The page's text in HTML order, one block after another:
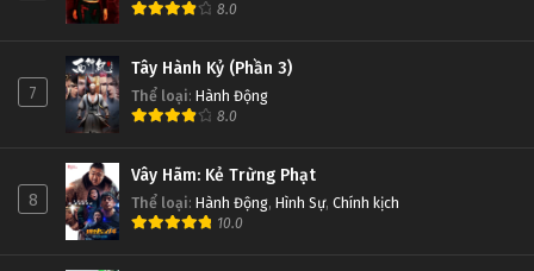
8.0
7
Tây Hành Kỷ (Phần 3)
Thể loại: Hành Động
8.0
8
Vây Hãm: Kẻ Trừng Phạt
Thể loại: Hành Động, Hình Sự, Chính kịch
10.0